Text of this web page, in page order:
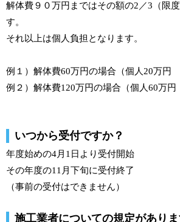
解体費９０万円まではその額の2／3（限
す。
それ以上は個人負担となります。
例１）解体費60万円の場合（個人20万円
例２）解体費120万円の場合（個人60万
いつから受付ですか？
年度始めの4月1日より受付開始
その年度の11月下旬に受付終了
（事前の受付はできません）
施工業者についての規定がありま